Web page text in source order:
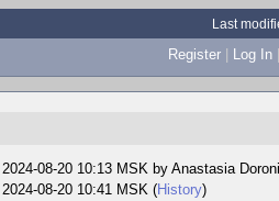
Last
Register | Log In |
2024-08-20 10:13 MSK by Anastasia
2024-08-20 10:41 MSK (History)